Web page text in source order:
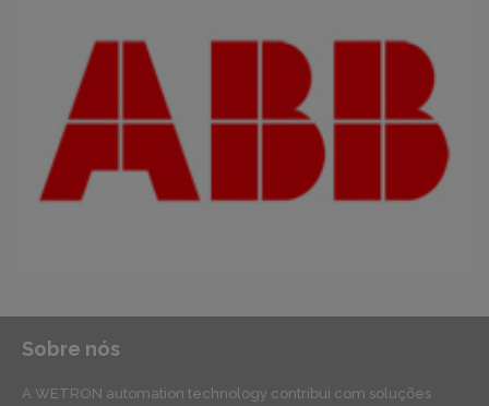
Sobre nós
A WETRON automation technology contribui com soluções